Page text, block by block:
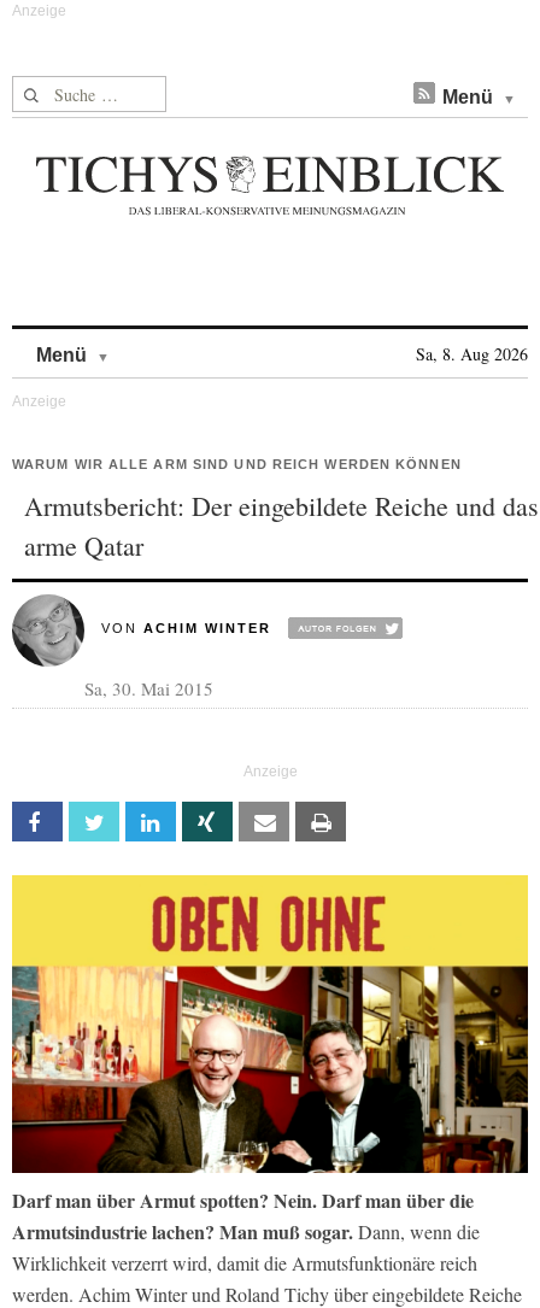
Suche nach: Menü
Menü Sa, 8. Aug 2026
WARUM WIR ALLE ARM SIND UND REICH WERDEN KÖNNEN
Armutsbericht: Der eingebildete Reiche und das
arme Qatar
VON ACHIM WINTER
Sa, 30. Mai 2015
Facebook Twitter Linkedin Xing Email
Darf man über Armut spotten? Nein. Darf man über die
Armutsindustrie lachen? Man muß sogar.Dann, wenn die
Wirklichkeit verzerrt wird, damit die Armutsfunktionäre reich
werden. Achim Winter und Roland Tichy über eingebildete Reiche